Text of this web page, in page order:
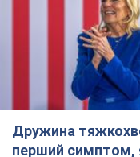
"агресивний" рак
Спершу лікарі не
9,4 т.
Її вбила Росія:
дівчинка,
російської